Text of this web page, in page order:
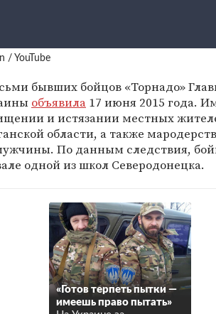
/ YouTube
бывших бойцов «Торнадо»
объявила 17 июня 2015 года.
и истязании местных
области, а также
По данным следствия,
одной из школ Северодонецка.
«Готов терпеть пытки —
имеешь право пытать»